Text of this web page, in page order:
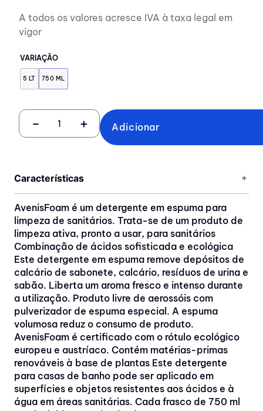
A todos os valores acresce IVA à taxa legal em
vigor
VARIAÇÃO
5 LT 750 ML
＋
－ Adicionar
Características
AvenisFoam é um detergente em espuma para
limpeza de sanitários. Trata-se de um produto de
limpeza ativa, pronto a usar, para sanitários
Combinação de ácidos sofisticada e ecológica
Este detergente em espuma remove depósitos de
calcário de sabonete, calcário, resíduos de urina e
sabão. Liberta um aroma fresco e intenso durante
a utilização. Produto livre de aerossóis com
pulverizador de espuma especial. A espuma
volumosa reduz o consumo de produto.
AvenisFoam é certificado com o rótulo ecológico
europeu e austríaco. Contém matérias-primas
renováveis à base de plantas Este detergente
para casas de banho pode ser aplicado em
superfícies e objetos resistentes aos ácidos e à
água em áreas sanitárias. Cada frasco de 750 ml